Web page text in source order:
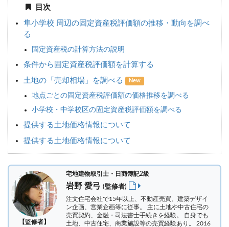
目次
隼小学校 周辺の固定資産税評価額の推移・動向を調べ
る
固定資産税の計算方法の説明
条件から固定資産税評価額を計算する
土地の「売却相場」を調べる New
地点ごとの固定資産税評価額の価格推移を調べる
小学校・中学校区の固定資産税評価額を調べる
提供する土地価格情報について
提供する土地価格情報について
【監修者】
宅地建物取引士・日商簿記2級
岩野 愛弓 (監修者)
注文住宅会社で15年以上、不動産売買、建築デザイ
ン企画、営業企画等に従事。 主に土地や中古住宅の
売買契約、金融・司法書士手続きを経験。 自身でも
土地、中古住宅、商業施設等の売買経験あり。 2016